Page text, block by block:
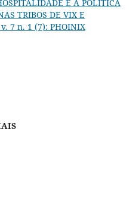
E A POLÍTICA
TRIBOS DE VIX E
7 n. 1 (7): PHOINIX